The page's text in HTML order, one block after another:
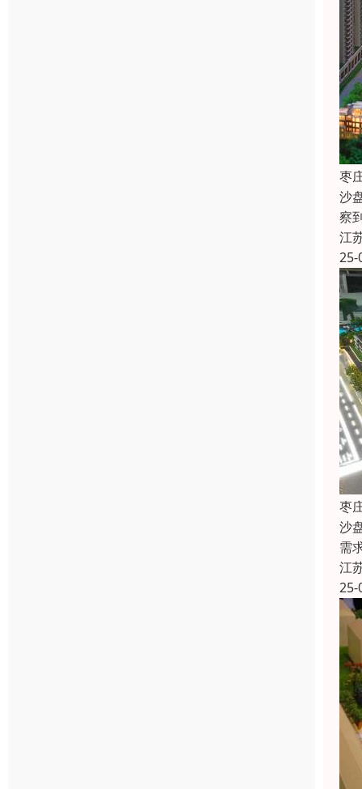
枣
沙
察
江
25-
枣
沙
需
江
25-